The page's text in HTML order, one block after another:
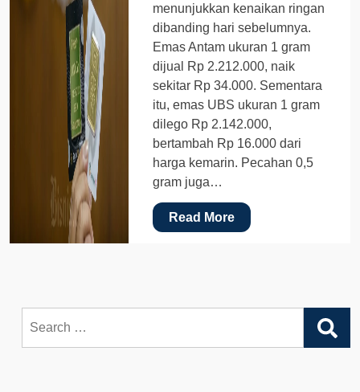
menunjukkan kenaikan ringan
dibanding hari sebelumnya.
Emas Antam ukuran 1 gram
dijual Rp 2.212.000, naik
sekitar Rp 34.000. Sementara
itu, emas UBS ukuran 1 gram
dilego Rp 2.142.000,
bertambah Rp 16.000 dari
harga kemarin. Pecahan 0,5
gram juga…
Read More
for: